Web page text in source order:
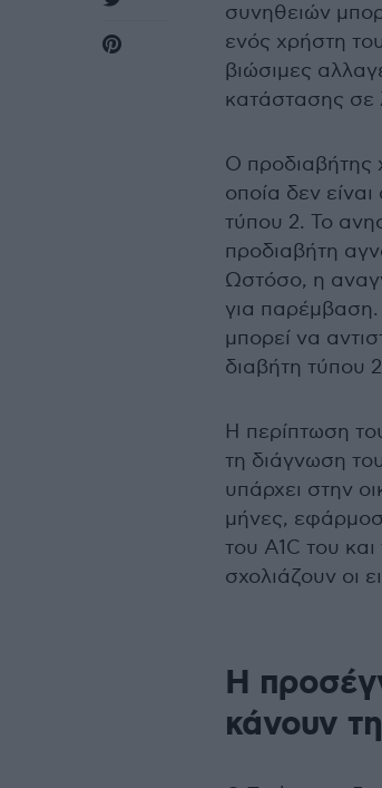
συνηθειών
ενός χρήστη
βιώσιμες
κατάστασης σε
Ο προδιαβήτης
οποία δεν
τύπου 2. Το
προδιαβήτη
Ωστόσο, η
για
μπορεί να
διαβήτη τύπου
Η περίπτωση
τη διάγνωση
υπάρχει στην
μήνες,
του A1C του
σχολιάζουν οι
Η
κάνουν